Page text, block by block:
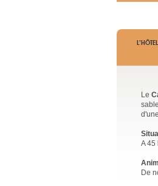
L’HÔTEL
Le
A 45
De